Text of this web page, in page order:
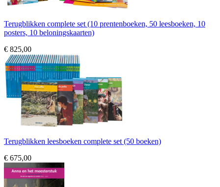
Terugblikken complete set (10 prentenboeken, 50 leesboeken, 10
posters, 10 beloningskaarten)
€ 825,00
Terugblikken leesboeken complete set (50 boeken)
€ 675,00